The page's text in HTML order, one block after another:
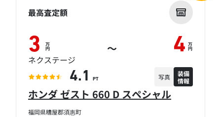
福岡県糟屋郡須惠町
ホンダ ゼスト 660 D スペシャル
最高査定額
3 万
円 ～ 4 万
円
ネクステージ
4.1 PT 写真
装備
情報